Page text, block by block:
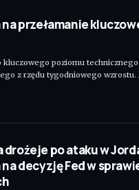
przełamanie
kluczowego poziomu technicznego
z rzędu tygodniowego wzrostu.
drożeje po ataku w
decyzję Fed w